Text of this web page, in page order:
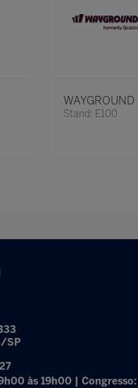
WAYGROUND
Stand: E100
SP
às 19h00 |